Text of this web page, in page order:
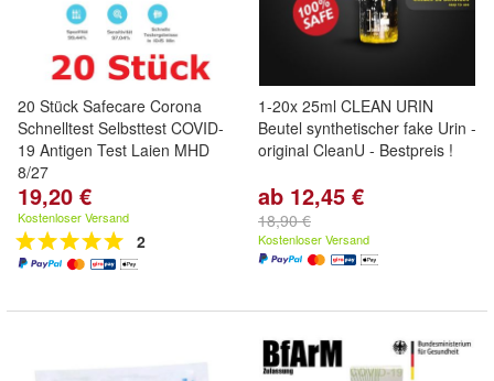
20 Stück Safecare Corona
Schnelltest Selbsttest COVID-
19 Antigen Test Laien MHD
8/27
19,20 €
Kostenloser Versand
2
1-20x 25ml CLEAN URIN
Beutel synthetischer fake Urin -
original CleanU - Bestpreis !
ab 12,45 €
18,90 €
Kostenloser Versand